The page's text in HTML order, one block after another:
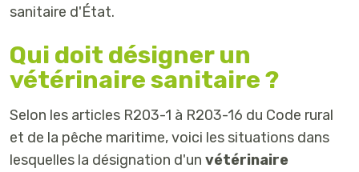
sanitaire d'État.
Qui doit désigner un
vétérinaire sanitaire ?
Selon les articles R203-1 à R203-16 du Code rural
et de la pêche maritime, voici les situations dans
lesquelles la désignation d'un vétérinaire